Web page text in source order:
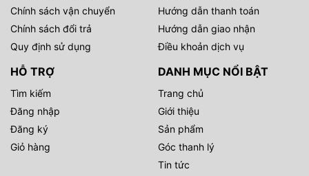
Chính sách vận chuyển
Chính sách đổi trả
Quy định sử dụng
Hướng dẫn thanh toán
Hướng dẫn giao nhận
Điều khoản dịch vụ
HỖ TRỢ
Tìm kiếm
Đăng nhập
Đăng ký
Giỏ hàng
DANH MỤC NỔI BẬT
Trang chủ
Giới thiệu
Sản phẩm
Góc thanh lý
Tin tức